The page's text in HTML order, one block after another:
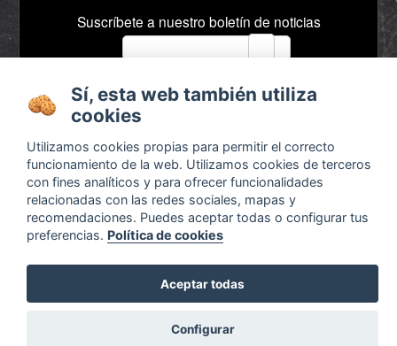
Suscríbete a nuestro boletín de noticias
Acerca de
Términos y
condiciones
Configurar cookies
Agenda
Timeline
Bibliografía
Sí, esta web también utiliza
cookies
Utilizamos cookies propias para permitir el correcto
funcionamiento de la web. Utilizamos cookies de terceros
con fines analíticos y para ofrecer funcionalidades
relacionadas con las redes sociales, mapas y
recomendaciones. Puedes aceptar todas o configurar tus
preferencias. Política de cookies
Aceptar todas
Configurar